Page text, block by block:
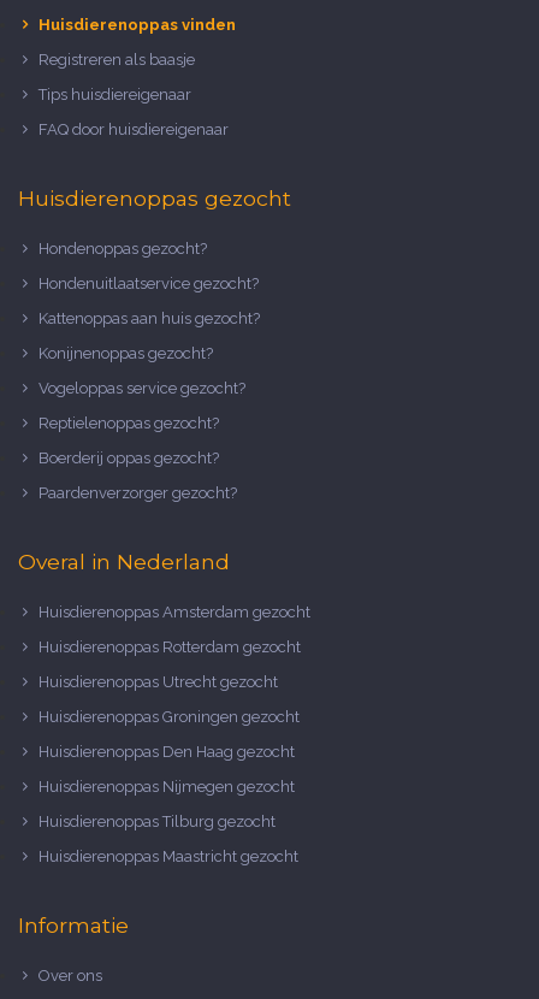
Huisdierenoppas vinden
Registreren als baasje
Tips huisdiereigenaar
FAQ door huisdiereigenaar
Huisdierenoppas gezocht
Hondenoppas gezocht?
Hondenuitlaatservice gezocht?
Kattenoppas aan huis gezocht?
Konijnenoppas gezocht?
Vogeloppas service gezocht?
Reptielenoppas gezocht?
Boerderij oppas gezocht?
Paardenverzorger gezocht?
Overal in Nederland
Huisdierenoppas Amsterdam gezocht
Huisdierenoppas Rotterdam gezocht
Huisdierenoppas Utrecht gezocht
Huisdierenoppas Groningen gezocht
Huisdierenoppas Den Haag gezocht
Huisdierenoppas Nijmegen gezocht
Huisdierenoppas Tilburg gezocht
Huisdierenoppas Maastricht gezocht
Informatie
Over ons